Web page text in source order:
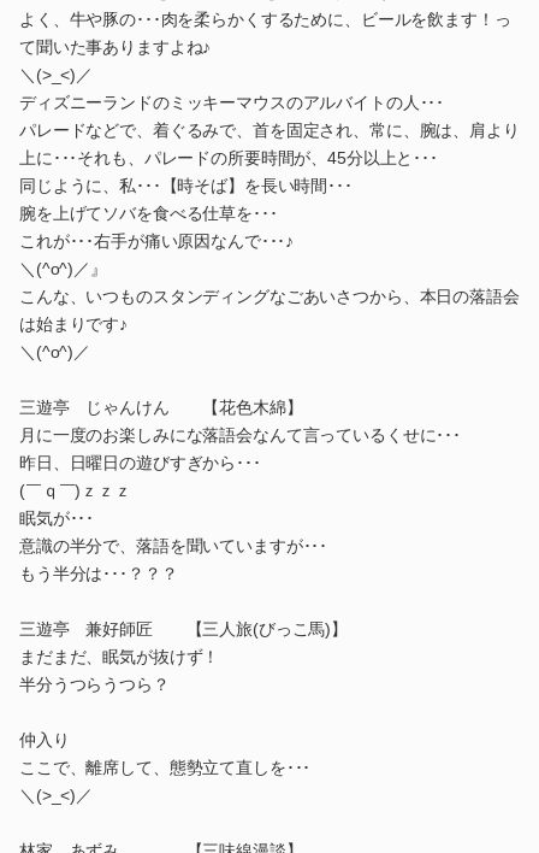
よく、牛や豚の･･･肉を柔らかくするために、ビールを飲ます！っ
て聞いた事ありますよね♪
＼(>_<)／
ディズニーランドのミッキーマウスのアルバイトの人･･･
パレードなどで、着ぐるみで、首を固定され、常に、腕は、肩より
上に･･･それも、パレードの所要時間が、45分以上と･･･
同じように、私･･･【時そば】を長い時間･･･
腕を上げてソバを食べる仕草を･･･
これが･･･右手が痛い原因なんで･･･♪
＼(^o^)／』
こんな、いつものスタンディングなごあいさつから、本日の落語会
は始まりです♪
＼(^o^)／
三遊亭 じゃんけん 【花色木綿】
月に一度のお楽しみにな落語会なんて言っているくせに･･･
昨日、日曜日の遊びすぎから･･･
(￣ｑ￣)ｚｚｚ
眠気が･･･
意識の半分で、落語を聞いていますが･･･
もう半分は･･･？？？
三遊亭 兼好師匠 【三人旅(びっこ馬)】
まだまだ、眠気が抜けず！
半分うつらうつら？
仲入り
ここで、離席して、態勢立て直しを･･･
＼(>_<)／